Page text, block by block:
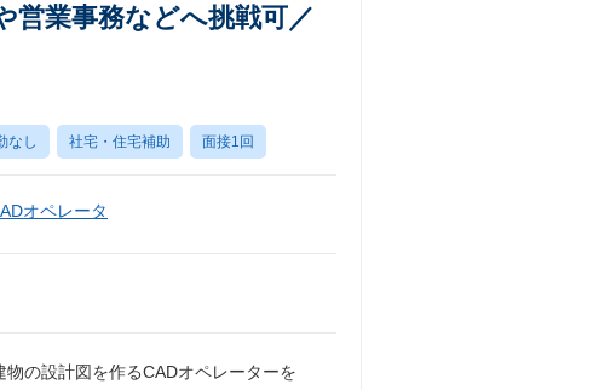
営業事務などへ挑戦可／
なし 社宅・住宅補助 面接1回
オペレータ
の設計図を作るCADオペレーターを